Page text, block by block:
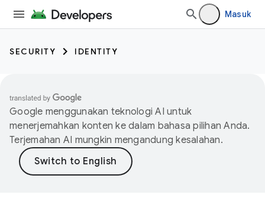
Masuk
SECURITY IDENTITY
Google menggunakan teknologi AI untuk
menerjemahkan konten ke dalam bahasa pilihan Anda.
Terjemahan AI mungkin mengandung kesalahan.